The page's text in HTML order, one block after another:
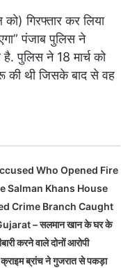
गिरफ्तार कर लिया
पंजाब पुलिस ने
पुलिस ने 18 मार्च को
की थी जिसके बाद से वह
Who Opened Fire
Salman Khans House
Crime Branch Caught
– सलमान खान के घर के
करने वाले दोनों आरोपी
क्राइम ब्रांच ने गुजरात से पकड़ा